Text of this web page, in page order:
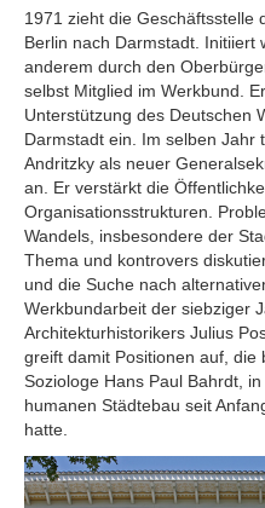
1971 zieht die Geschäftsstelle
Berlin nach Darmstadt. Initiiert
anderem durch den
selbst Mitglied im Werkbund.
Unterstützung des Deutschen
Darmstadt ein. Im selben Jahr
Andritzky als neuer
an. Er verstärkt die
Organisationsstrukturen.
Wandels, insbesondere der
Thema und kontrovers
und die Suche nach
Werkbundarbeit der siebziger
Architekturhistorikers Julius
greift damit Positionen auf, die
Soziologe Hans Paul Bahrdt,
humanen Städtebau seit
hatte.